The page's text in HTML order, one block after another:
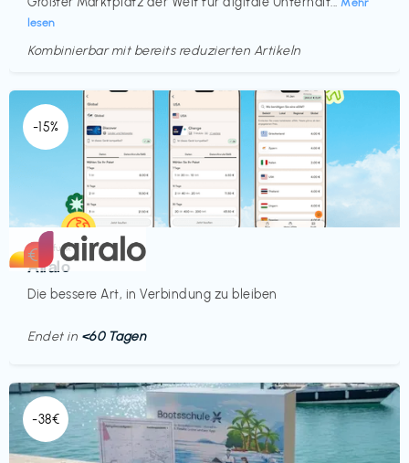
Mehr
lesen
Kombinierbar mit bereits reduzierten Artikeln
-15%
Mobilfunk
Airalo
Die bessere Art, in Verbindung zu bleiben
€‎
Endet in <60 Tagen
-38€